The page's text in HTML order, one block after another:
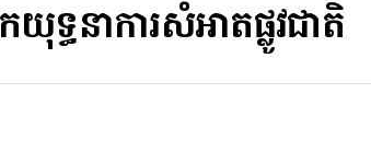
ទ្ធនាការសំអាតផ្លូវជាតិ